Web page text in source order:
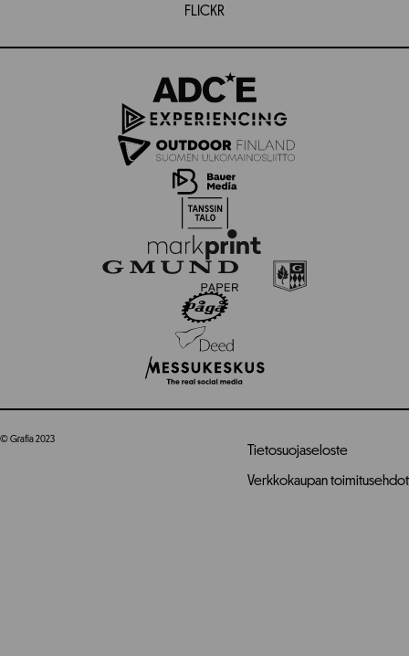
FLICKR
© Grafia 2023
Tietosuojaseloste
Verkkokaupan toimitusehdot